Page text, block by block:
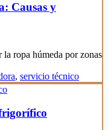
Causas y
ropa húmeda por zonas
, servicio técnico